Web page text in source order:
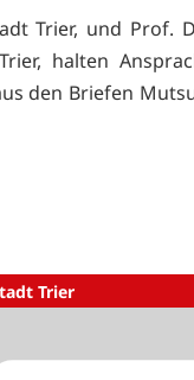
Trier, und Prof.
halten
den Briefen
Trier